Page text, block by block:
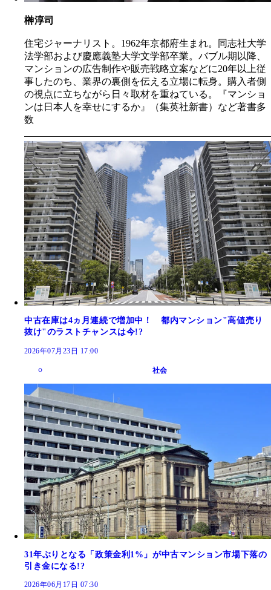
榊淳司
住宅ジャーナリスト。1962年京都府生まれ。同志社大学
法学部および慶應義塾大学文学部卒業。バブル期以降、
マンションの広告制作や販売戦略立案などに20年以上従
事したのち、業界の裏側を伝える立場に転身。購入者側
の視点に立ちながら日々取材を重ねている。『マンショ
ンは日本人を幸せにするか』（集英社新書）など著書多
数
中古在庫は4ヵ月連続で増加中！ 都内マンション"高値売り
抜け"のラストチャンスは今!?
2026年07月23日 17:00
社会
31年ぶりとなる「政策金利1%」が中古マンション市場下落の
引き金になる!?
2026年06月17日 07:30